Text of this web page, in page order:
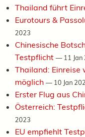
Thailand führt
Eurotours &
2023
Chinesische
Testpflicht — 11 Jan
Thailand: Einreise
möglich — 10 Jan
Erster Flug aus
Österreich:
2023
EU empfiehlt